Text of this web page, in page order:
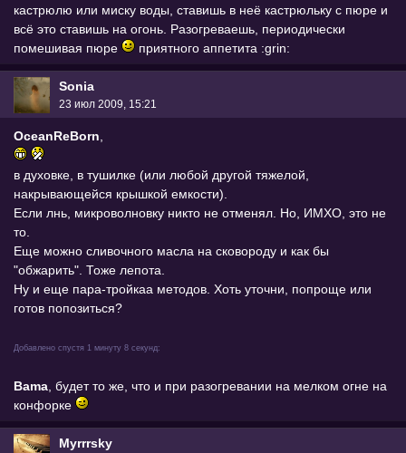
кастрюлю или миску воды, ставишь в неё кастрюльку с пюре и
всё это ставишь на огонь. Разогреваешь, периодически
помешивая пюре
приятного аппетита :grin:
Sonia
23 июл 2009, 15:21
OceanReBorn,
в духовке, в тушилке (или любой другой тяжелой,
накрывающейся крышкой емкости).
Если лнь, микроволновку никто не отменял. Но, ИМХО, это не
то.
Еще можно сливочного масла на сковороду и как бы
"обжарить". Тоже лепота.
Ну и еще пара-тройкаа методов. Хоть уточни, попроще или
готов попозиться?
Добавлено спустя 1 минуту 8 секунд:
Bama, будет то же, что и при разогревании на мелком огне на
конфорке
Myrrrsky